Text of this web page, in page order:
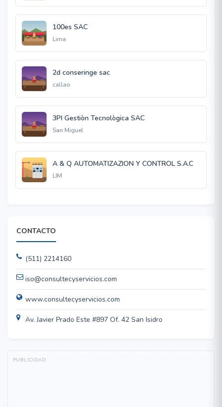
100es SAC
Lima
2d conseringe sac
callao
3PI Gestiòn Tecnològica SAC
San Miguel
A & Q AUTOMATIZAZION Y CONTROL S.A.C
LIM
CONTACTO
(511) 2214160
iso@consultecyservicios.com
www.consultecyservicios.com
Av. Javier Prado Este #897 Of. 42 San Isidro